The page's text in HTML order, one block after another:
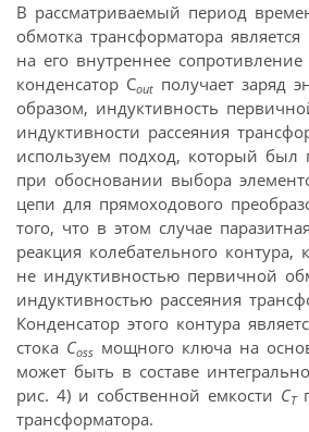
В рассматриваемый период
обмотка трансформатора является
на его внутреннее сопротивление
конденсатор Cout получает заряд
образом, индуктивность
индуктивности рассеяния
используем подход, который был
при обосновании выбора
цепи для прямоходового
того, что в этом случае
реакция колебательного контура,
не индуктивностью первичной
индуктивностью рассеяния
Конденсатор этого контура
стока Coss мощного ключа на
может быть в составе
рис. 4) и собственной емкости CT
трансформатора.